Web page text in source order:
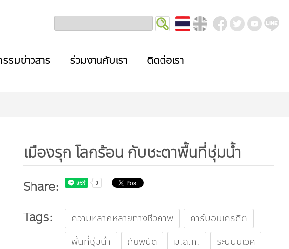
รมข่าวสาร ร่วมงานกับเรา ติดต่อเรา
เมืองรุก โลกร้อน กับชะตาพื้นที่ชุ่มน้ำ
Share:
Tags:
ความหลากหลายทางชีวภาพ
คาร์บอนเครดิต
พื้นที่ชุ่มน้ำ
ภัยพิบัติ ม.ส.ท.
ระบบนิเวศ